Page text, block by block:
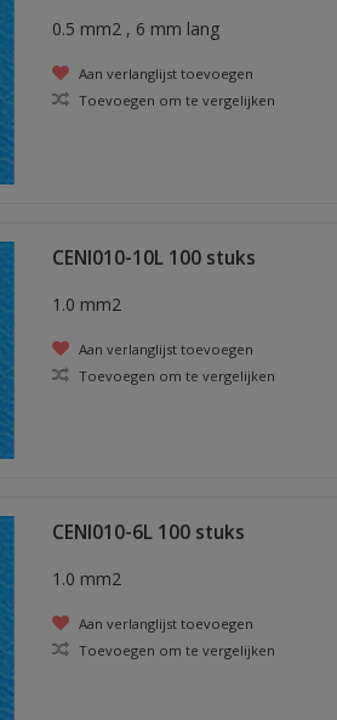
0.5 mm2 , 6 mm lang
Aan verlanglijst toevoegen
Toevoegen om te vergelijken
CENI010-10L 100 stuks
1.0 mm2
Aan verlanglijst toevoegen
Toevoegen om te vergelijken
CENI010-6L 100 stuks
1.0 mm2
Aan verlanglijst toevoegen
Toevoegen om te vergelijken